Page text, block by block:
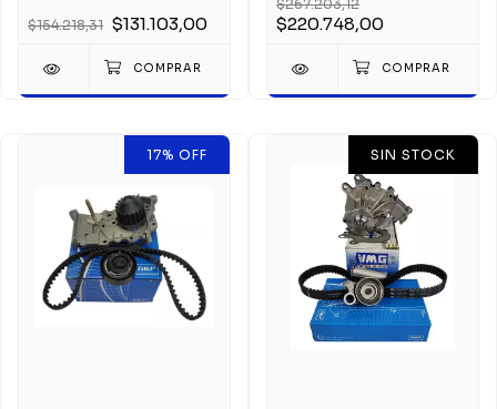
$154.218,31 $131.103,00
$267.203,12
$220.748,00
17% OFF SIN STOCK